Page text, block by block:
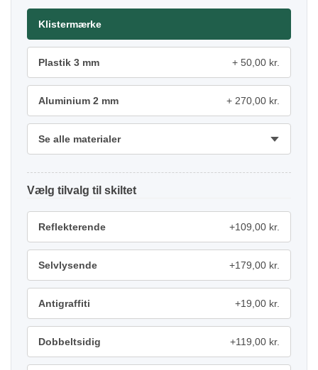
Klistermærke
Plastik 3 mm 50,00 kr.
Aluminium 2 mm 270,00 kr.
Se alle materialer
tilvalg
Reflekterende +109,00 kr.
Selvlysende +179,00 kr.
Antigraffiti +19,00 kr.
Dobbeltsidig +119,00 kr.